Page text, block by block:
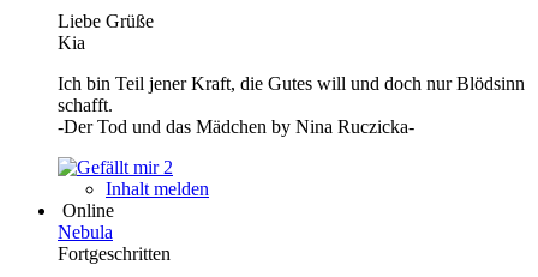
Liebe Grüße
Kia
Ich bin Teil jener Kraft, die Gutes will und doch nur Blödsinn
schafft.
-Der Tod und das Mädchen by Nina Ruczicka-
2
Inhalt melden
Online
Nebula
Fortgeschritten